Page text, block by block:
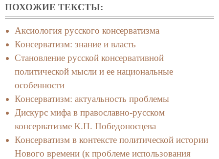
ПОХОЖИЕ ТЕКСТЫ:
Аксиология русского консерватизма
Консерватизм: знание и власть
Становление русской консервативной
политической мысли и ее национальные
особенности
Консерватизм: актуальность проблемы
Дискурс мифа в православно-русском
консерватизме К.П. Победоносцева
Консерватизм в контексте политической истории
Нового времени (к проблеме использования